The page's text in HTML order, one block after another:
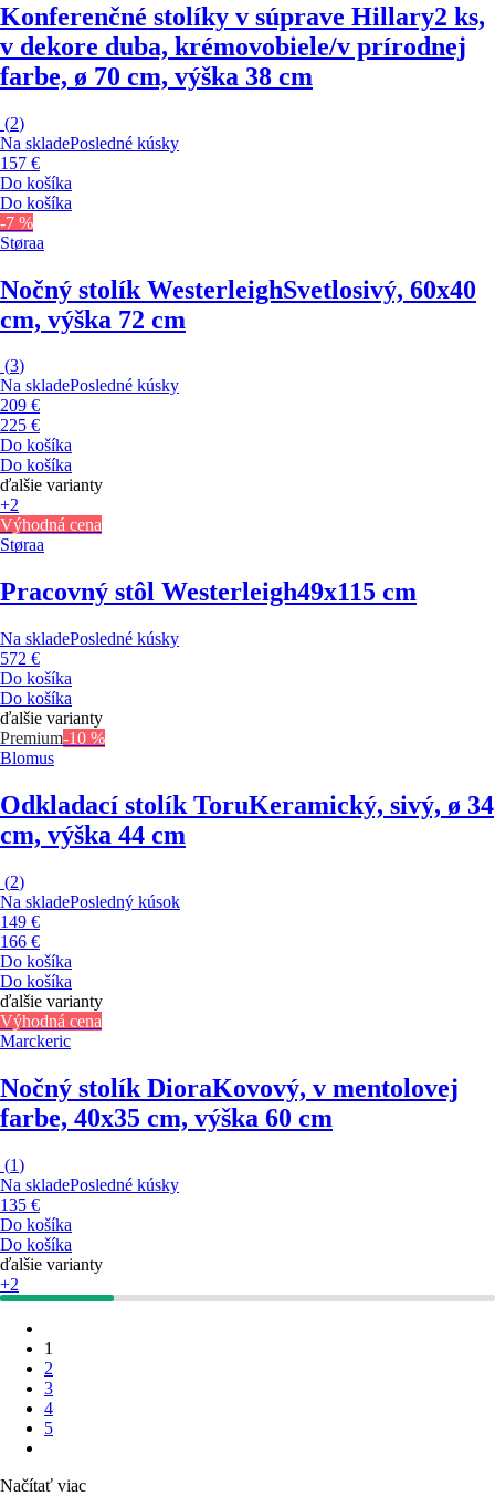
Konferenčné stolíky v súprave Hillary2 ks,
v dekore duba, krémovobiele/v prírodnej
farbe, ø 70 cm, výška 38 cm
(2)
Na skladePosledné kúsky
157 €
Do košíka
Do košíka
-7 %
Støraa
Nočný stolík WesterleighSvetlosivý, 60x40
cm, výška 72 cm
(3)
Na skladePosledné kúsky
209 €
225 €
Do košíka
Do košíka
ďalšie varianty
+2
Výhodná cena
Støraa
Pracovný stôl Westerleigh49x115 cm
Na skladePosledné kúsky
572 €
Do košíka
Do košíka
ďalšie varianty
Premium-10 %
Blomus
Odkladací stolík ToruKeramický, sivý, ø 34
cm, výška 44 cm
(2)
Na skladePosledný kúsok
149 €
166 €
Do košíka
Do košíka
ďalšie varianty
Výhodná cena
Marckeric
Nočný stolík DioraKovový, v mentolovej
farbe, 40x35 cm, výška 60 cm
(1)
Na skladePosledné kúsky
135 €
Do košíka
Do košíka
ďalšie varianty
+2
1
2
3
4
5
Načítať viac